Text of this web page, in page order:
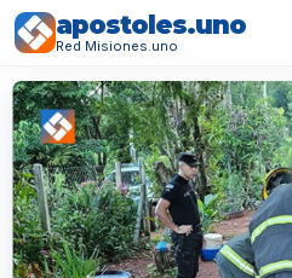
apostoles.uno
Red Misiones.uno